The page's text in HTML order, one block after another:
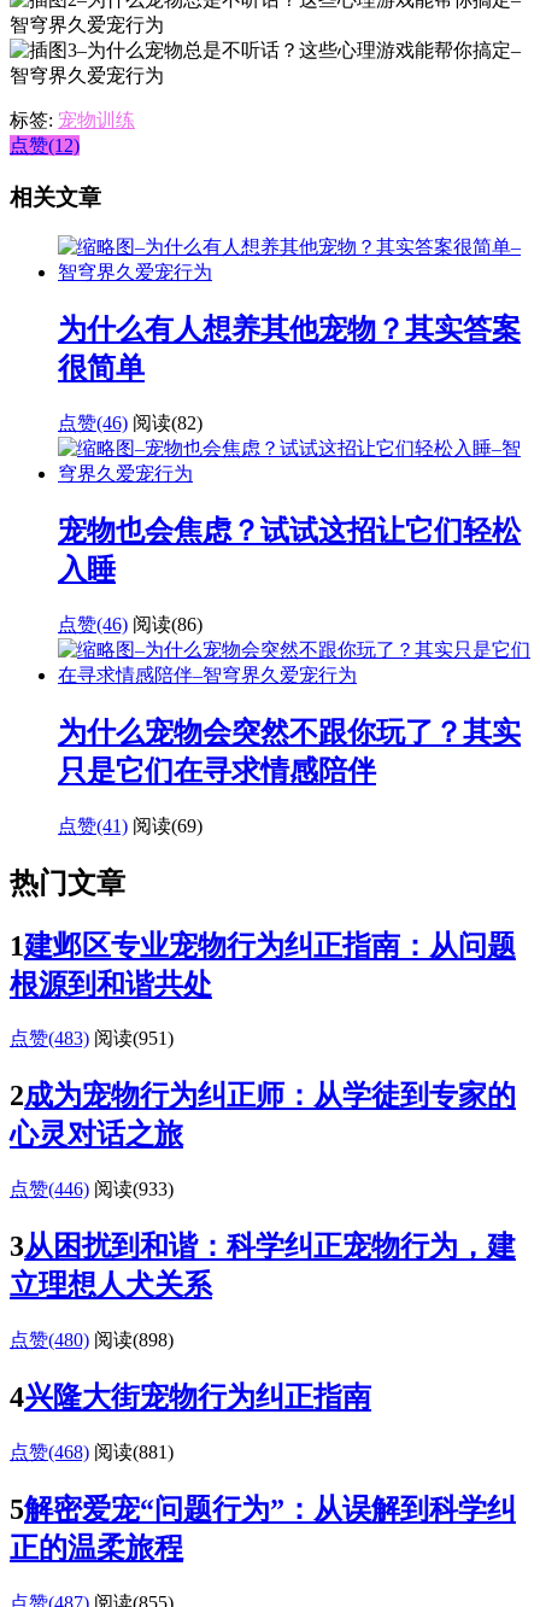
标签: 宠物训练
点赞(12)
相关文章
为什么有人想养其他宠物？其实答案
很简单
点赞(46) 阅读(82)
宠物也会焦虑？试试这招让它们轻松
入睡
点赞(46) 阅读(86)
为什么宠物会突然不跟你玩了？其实
只是它们在寻求情感陪伴
点赞(41) 阅读(69)
热门文章
1建邺区专业宠物行为纠正指南：从问题
根源到和谐共处
点赞(483) 阅读(951)
2成为宠物行为纠正师：从学徒到专家的
心灵对话之旅
点赞(446) 阅读(933)
3从困扰到和谐：科学纠正宠物行为，建
立理想人犬关系
点赞(480) 阅读(898)
4兴隆大街宠物行为纠正指南
点赞(468) 阅读(881)
5解密爱宠“问题行为”：从误解到科学纠
正的温柔旅程
点赞(487) 阅读(855)